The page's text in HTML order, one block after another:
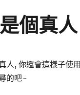
個真人
人, 你還會這樣子使
的吧~